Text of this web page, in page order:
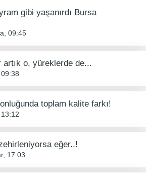
gibi yaşanırdı Bursa
09:45
artık o, yüreklerde de...
toplam kalite farkı!
eğer..!
17:03